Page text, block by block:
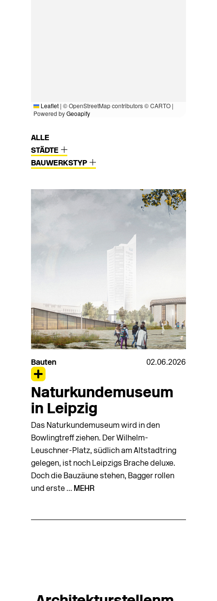
Leaflet | © OpenStreetMap contributors © CARTO |
Powered byGeoapify
ALLE
STÄDTE
BAUWERKSTYP
Bauten 02.06.2026
Naturkundemuseum
in Leipzig
Das Naturkundemuseum wird in den
Bowlingtreff ziehen. Der Wilhelm-
Leuschner-Platz, südlich am Altstadtring
gelegen, ist noch Leipzigs Brache deluxe.
Doch die Bauzäune stehen, Bagger rollen
und erste ... MEHR